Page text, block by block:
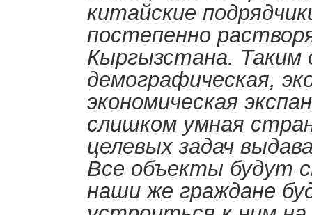
китайские
постепенно
Кыргызстана. Таким
демографическая,
экономическая
слишком умная
целевых задач
Все объекты будут
наши же граждане